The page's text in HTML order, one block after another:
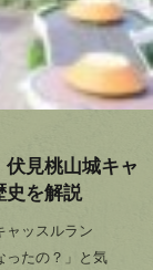
伏見桃山城キャ
史を解説
ャッスルラン
ったの？」と気